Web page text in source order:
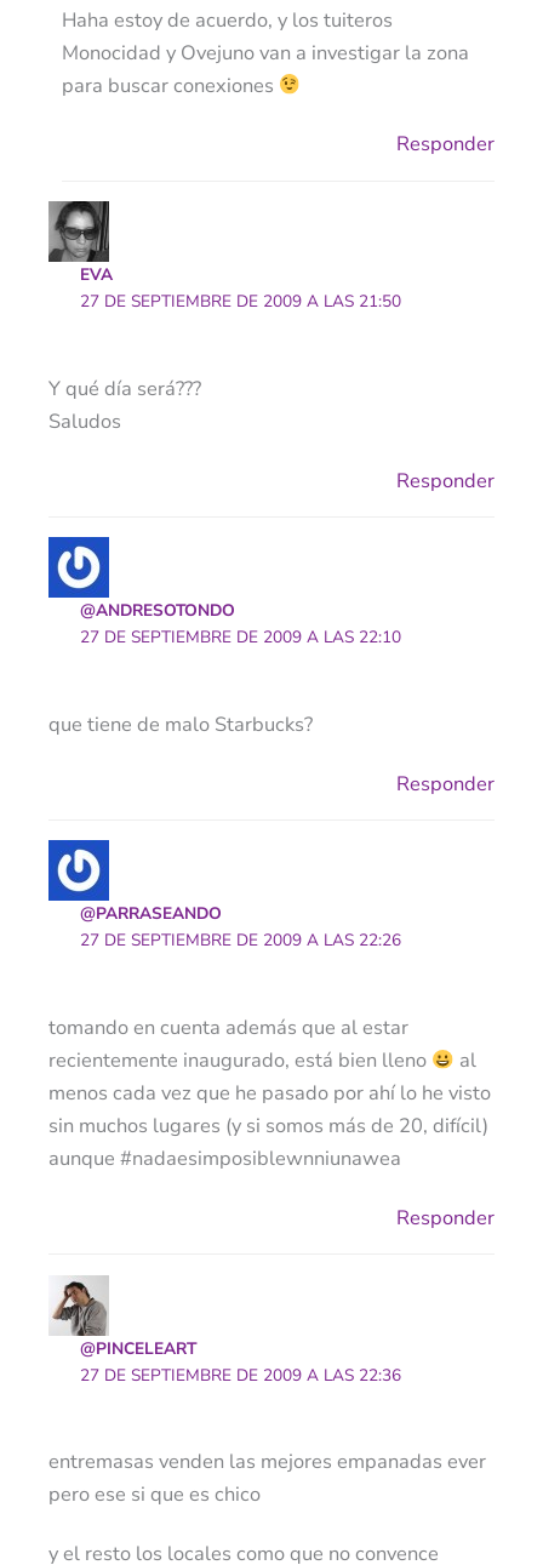
Haha estoy de acuerdo, y los tuiteros
Monocidad y Ovejuno van a investigar la zona
para buscar conexiones
Responder
EVA
27 DE SEPTIEMBRE DE 2009 A LAS 21:50
Y qué día será???
Saludos
Responder
@ANDRESOTONDO
27 DE SEPTIEMBRE DE 2009 A LAS 22:10
que tiene de malo Starbucks?
Responder
@PARRASEANDO
27 DE SEPTIEMBRE DE 2009 A LAS 22:26
tomando en cuenta además que al estar
recientemente inaugurado, está bien lleno
al
menos cada vez que he pasado por ahí lo he visto
sin muchos lugares (y si somos más de 20, difícil)
aunque #nadaesimposiblewnniunawea
Responder
@PINCELEART
27 DE SEPTIEMBRE DE 2009 A LAS 22:36
entremasas venden las mejores empanadas ever
pero ese si que es chico
y el resto los locales como que no convence